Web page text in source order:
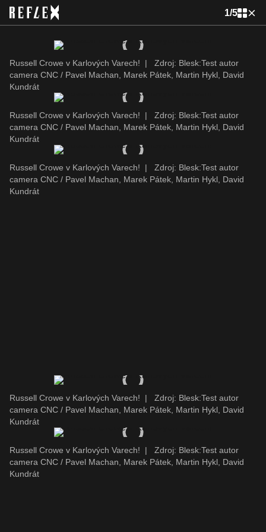
1/5
Russell Crowe v Karlových Varech! |
Zdroj: Blesk:Test autor
camera CNC / Pavel Machan, Marek Pátek, Martin Hykl, David
Kundrát
Russell Crowe v Karlových Varech! |
Zdroj: Blesk:Test autor
camera CNC / Pavel Machan, Marek Pátek, Martin Hykl, David
Kundrát
Russell Crowe v Karlových Varech! |
Zdroj: Blesk:Test autor
camera CNC / Pavel Machan, Marek Pátek, Martin Hykl, David
Kundrát
Russell Crowe v Karlových Varech! |
Zdroj: Blesk:Test autor
camera CNC / Pavel Machan, Marek Pátek, Martin Hykl, David
Kundrát
Russell Crowe v Karlových Varech! |
Zdroj: Blesk:Test autor
camera CNC / Pavel Machan, Marek Pátek, Martin Hykl, David
Kundrát